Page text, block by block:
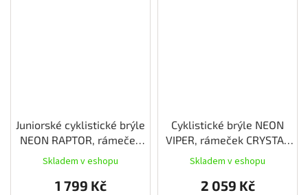
Juniorské cyklistické brýle
NEON RAPTOR, rámeček
BLACK, skla
PHOTOTRONIC PLUS RED
CAT 1-3
Skladem v eshopu
1 799 Kč
Cyklistické brýle NEON
VIPER, rámeček CRYSTAL
BLUE ROYAL, skla
PHOTOTRONIC PLUS BLUE
CAT 1-2
Skladem v eshopu
2 059 Kč